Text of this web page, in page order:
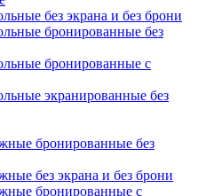
без экрана и без брони
бронированные без
бронированные с
экранированные без
бронированные без
без экрана и без брони
бронированные с